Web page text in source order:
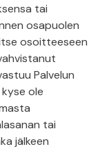
tai
osapuolen
osoitteeseen
Palvelun
ole
tai
jälkeen